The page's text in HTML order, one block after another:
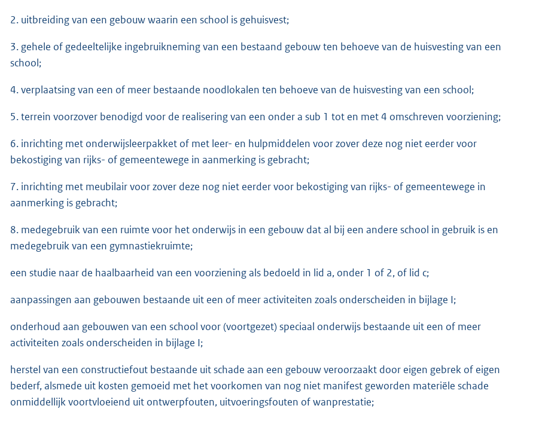
2. uitbreiding van een gebouw waarin een school is gehuisvest;
3. gehele of gedeeltelijke ingebruikneming van een bestaand gebouw ten behoeve van de huisvesting van een
school;
4. verplaatsing van een of meer bestaande noodlokalen ten behoeve van de huisvesting van een school;
5. terrein voorzover benodigd voor de realisering van een onder a sub 1 tot en met 4 omschreven voorziening;
6. inrichting met onderwijsleerpakket of met leer- en hulpmiddelen voor zover deze nog niet eerder voor
bekostiging van rijks- of gemeentewege in aanmerking is gebracht;
7. inrichting met meubilair voor zover deze nog niet eerder voor bekostiging van rijks- of gemeentewege in
aanmerking is gebracht;
8. medegebruik van een ruimte voor het onderwijs in een gebouw dat al bij een andere school in gebruik is en
medegebruik van een gymnastiekruimte;
een studie naar de haalbaarheid van een voorziening als bedoeld in lid a, onder 1 of 2, of lid c;
aanpassingen aan gebouwen bestaande uit een of meer activiteiten zoals onderscheiden in bijlage I;
onderhoud aan gebouwen van een school voor (voortgezet) speciaal onderwijs bestaande uit een of meer
activiteiten zoals onderscheiden in bijlage I;
herstel van een constructiefout bestaande uit schade aan een gebouw veroorzaakt door eigen gebrek of eigen
bederf, alsmede uit kosten gemoeid met het voorkomen van nog niet manifest geworden materiële schade
onmiddellijk voortvloeiend uit ontwerpfouten, uitvoeringsfouten of wanprestatie;